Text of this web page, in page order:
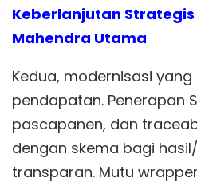
Keberlanjutan Strategis
Mahendra Utama
Kedua, modernisasi
pendapatan. Penerapan
pascapanen, dan
dengan skema bagi
transparan. Mutu